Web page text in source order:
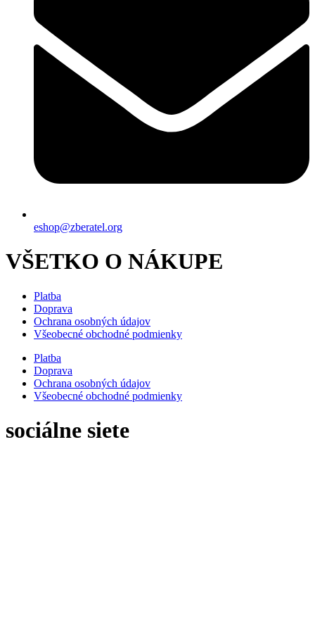
eshop@zberatel.org
VŠETKO O NÁKUPE
Platba
Doprava
Ochrana osobných údajov
Všeobecné obchodné podmienky
Platba
Doprava
Ochrana osobných údajov
Všeobecné obchodné podmienky
sociálne siete